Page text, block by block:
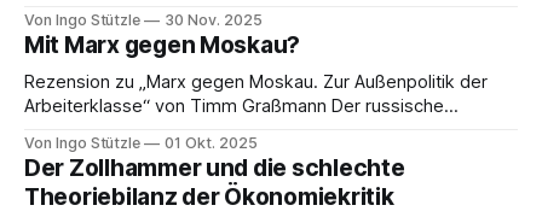
Besprechung von Sebastian Klauke in nd zum Sabine Nuss
kuratierten und herausgegebenen Buch »Der verdrängte
Kapitalismus«, der gerade bei Dietz Berlin erschienen ist.
Danke an den großartigen Andreas
Von Ingo Stützle 30 Nov. 2025
Mit Marx gegen Moskau?
Rezension zu „Marx gegen Moskau. Zur Außenpolitik der
Arbeiterklasse“ von Timm Graßmann Der russische
und spätestens seit dem 24. Februar 2022 viele Linke an
ihrem antimilitaristischen Selbstverständnis zweifeln lassen.
Diejenigen, die daran festhalten, handeln sich den Vorwurf
Von Ingo Stützle 01 Okt. 2025
Der Zollhammer und die schlechte
Theoriebilanz der Ökonomiekritik